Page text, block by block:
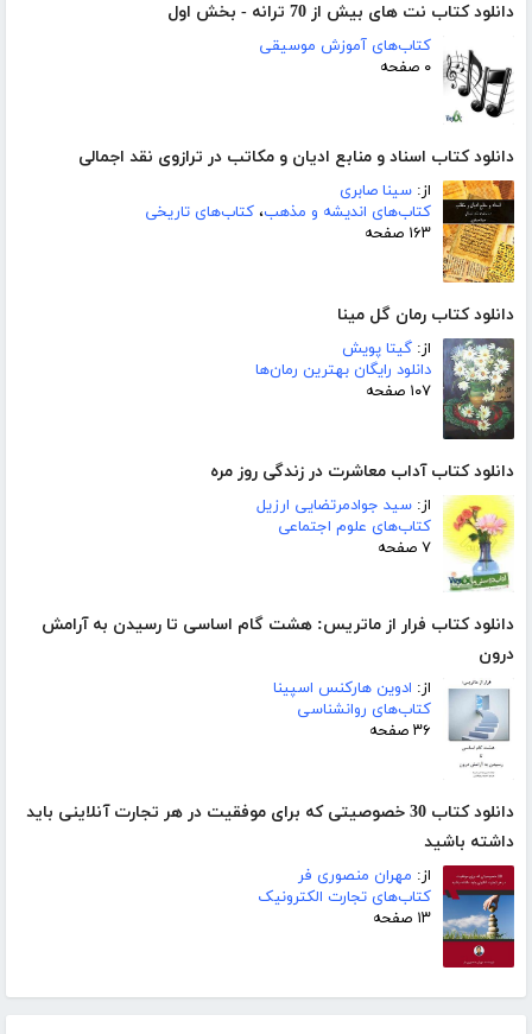
دانلود کتاب نت های بیش از 70 ترانه - بخش اول
کتاب‌های آموزش موسیقی
۰ صفحه
دانلود کتاب اسناد و منابع ادیان و مکاتب در ترازوی نقد اجمالی
از: سینا صابری
کتاب‌های اندیشه و مذهب، کتاب‌های تاریخی
۱۶۳ صفحه
دانلود کتاب رمان گل مینا
از: گیتا پویش
دانلود رایگان بهترین رمان‌ها
۱۰۷ صفحه
دانلود کتاب آداب معاشرت در زندگی روز مره
از: سید جوادمرتضایی ارزیل
کتاب‌های علوم اجتماعی
۷ صفحه
دانلود کتاب فرار از ماتریس: هشت گام اساسی تا رسیدن به آرامش
درون
از: ادوین هارکنس اسپینا
کتاب‌های روانشناسی
۳۶ صفحه
دانلود کتاب 30 خصوصیتی که برای موفقیت در هر تجارت آنلاینی باید
داشته باشید
از: مهران منصوری فر
کتاب‌های تجارت الکترونیک
۱۳ صفحه